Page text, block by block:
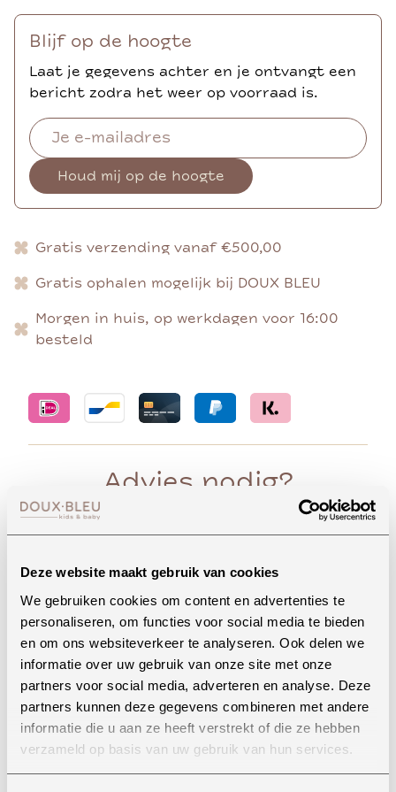
Deze website maakt gebruik van cookies
We gebruiken cookies om content en advertenties te
personaliseren, om functies voor social media te bieden
en om ons websiteverkeer te analyseren. Ook delen we
informatie over uw gebruik van onze site met onze
partners voor social media, adverteren en analyse. Deze
partners kunnen deze gegevens combineren met andere
informatie die u aan ze heeft verstrekt of die ze hebben
verzameld op basis van uw gebruik van hun services.
Blijf op de hoogte
Laat je gegevens achter en je ontvangt een
bericht zodra het weer op voorraad is.
Houd mij op de hoogte
Gratis verzending vanaf €500,00
Gratis ophalen mogelijk bij DOUX BLEU
Morgen in huis, op werkdagen voor 16:00
besteld
Advies nodig?
Whatsapp
Onze winkel in Uden
Bekijk openingstijden